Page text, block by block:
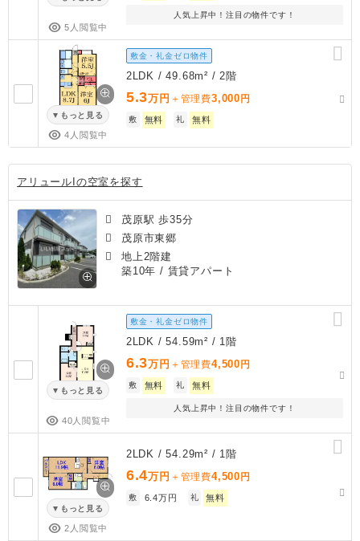
5人閲覧中
人気上昇中！注目の物件です！
もっと見る
4人閲覧中
敷金・礼金ゼロ物件
2LDK / 49.68m² / 2階
5.3万円 ＋管理費3,000 円
敷 無料 礼 無料
アリュールIの空室を探す
茂原駅 歩35分
茂原市東郷
地上2階建
築10年 / 賃貸アパート
もっと見る
40人閲覧中
敷金・礼金ゼロ物件
2LDK / 54.59m² / 1階
6.3万円 ＋管理費4,500 円
敷 無料 礼 無料
人気上昇中！注目の物件です！
もっと見る
2人閲覧中
2LDK / 54.29m² / 1階
6.4万円 ＋管理費4,500 円
敷 6.4万円 礼 無料